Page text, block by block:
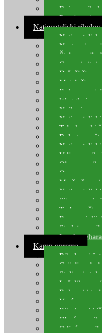
Boje za
Provjereni
Natjecateljski ribolov
Nastavci za
Šteke za
Gume i sitni
Držači
Match
Role za
Waggleri za
Najloni za
Teleskopski
Bolognese
Udice za
Olovo za
Oprema za
Mreže
Sito, posude i
Torbe za
Rezervni
Starlete za
Izrada
Kamp oprema
Ribolovni
Grijalice,
Stolice i
Ležaljke za
Ruksaci i
Vreće za
Ribolovni
Obuća za
Odjeća za